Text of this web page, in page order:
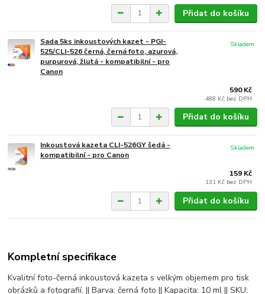
Přidat do košíku
Sada 5ks inkoustových kazet - PGI-
525/CLI-526 černá, černá foto, azurová,
purpurová, žlutá - kompatibilní - pro
Canon
590 Kč
488 Kč bez DPH
Skladem
Přidat do košíku
Inkoustová kazeta CLI-526GY šedá -
kompatibilní - pro Canon
159 Kč
131 Kč bez DPH
Skladem
Přidat do košíku
Kompletní specifikace
Kvalitní foto-černá inkoustová kazeta s velkým objemem pro tisk
obrázků a fotografií. || Barva: černá foto || Kapacita: 10 ml || SKU: